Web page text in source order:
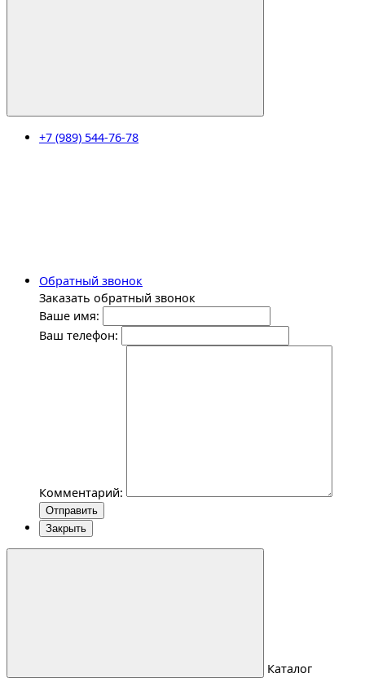
+7 (989) 544-76-78
Обратный звонок
Заказать обратный звонок
Ваше имя:
Ваш телефон:
Комментарий:
Отправить
Закрыть
Каталог